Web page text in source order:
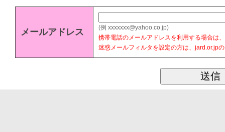
メールアドレス
(例 xxxxxxx@yahoo.co.jp)
携帯電話のメールアドレスを利用する場合は
迷惑メールフィルタを設定の方は、jard.or.jp